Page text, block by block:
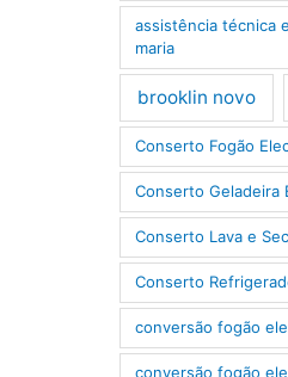
assistência técnica
maria
brooklin novo
Conserto Fogão
Conserto Geladeira
Conserto Lava e
Conserto
conversão fogão
conversão fogão